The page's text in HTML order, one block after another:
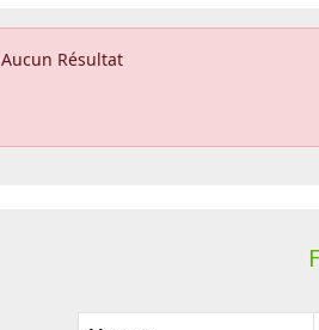
Aucun Résultat